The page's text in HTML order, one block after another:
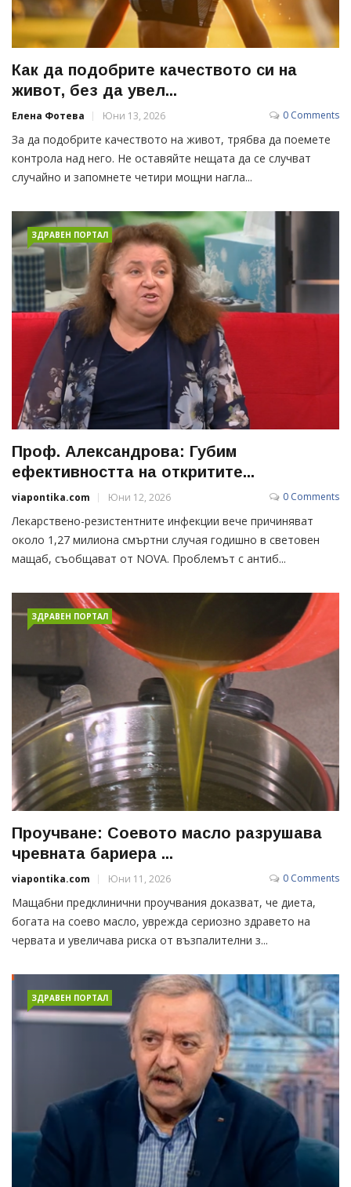
Как да подобрите качеството си на
живот, без да увел...
Елена Фотева Юни 13, 2026 0 Comments
За да подобрите качеството на живот, трябва да поемете
контрола над него. Не оставяйте нещата да се случват
случайно и запомнете четири мощни нагла...
ЗДРАВЕН ПОРТАЛ
Проф. Александрова: Губим
ефективността на откритите...
viapontika.com Юни 12, 2026 0 Comments
Лекарствено-резистентните инфекции вече причиняват
около 1,27 милиона смъртни случая годишно в световен
мащаб, съобщават от NOVA. Проблемът с антиб...
ЗДРАВЕН ПОРТАЛ
Проучване: Соевото масло разрушава
чревната бариера ...
viapontika.com Юни 11, 2026 0 Comments
Мащабни предклинични проучвания доказват, че диета,
богата на соево масло, уврежда сериозно здравето на
червата и увеличава риска от възпалителни з...
ЗДРАВЕН ПОРТАЛ